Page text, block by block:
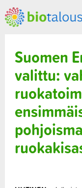
Suomen
valittu: